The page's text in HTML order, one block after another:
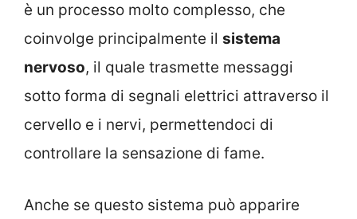
è un processo molto complesso, che
coinvolge principalmente il sistema
nervoso, il quale trasmette messaggi
sotto forma di segnali elettrici attraverso il
cervello e i nervi, permettendoci di
controllare la sensazione di fame.
Anche se questo sistema può apparire